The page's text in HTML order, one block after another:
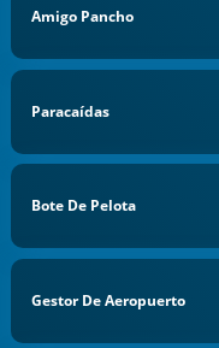
Amigo Pancho
Paracaídas
Bote De Pelota
Gestor De Aeropuerto